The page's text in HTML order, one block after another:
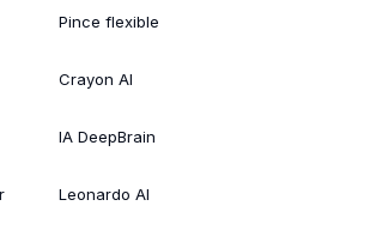
Pince flexible
Crayon AI
IA DeepBrain
Leonardo AI